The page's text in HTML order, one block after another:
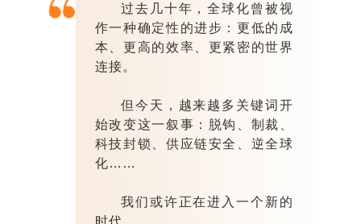
过去几十年，全球化曾被视
作一种确定性的进步：更低的成
本、更高的效率、更紧密的世界
连接。
但今天，越来越多关键词开
始改变这一叙事：脱钩、制裁、
科技封锁、供应链安全、逆全球
化……
我们或许正在进入一个新的
时代。